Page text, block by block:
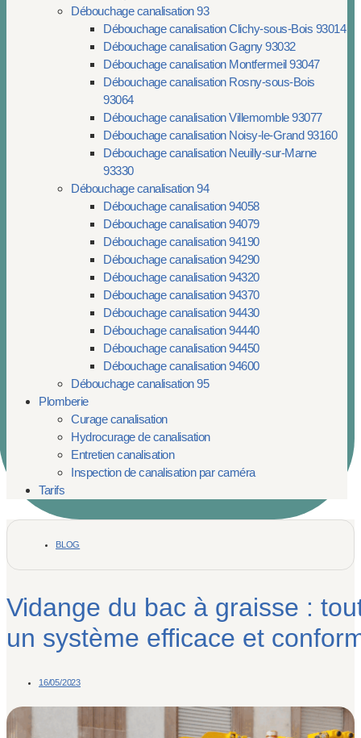
Débouchage canalisation 93
Débouchage canalisation Clichy-sous-Bois 93014
Débouchage canalisation Gagny 93032
Débouchage canalisation Montfermeil 93047
Débouchage canalisation Rosny-sous-Bois
93064
Débouchage canalisation Villemomble 93077
Débouchage canalisation Noisy-le-Grand 93160
Débouchage canalisation Neuilly-sur-Marne
93330
Débouchage canalisation 94
Débouchage canalisation 94058
Débouchage canalisation 94079
Débouchage canalisation 94190
Débouchage canalisation 94290
Débouchage canalisation 94320
Débouchage canalisation 94370
Débouchage canalisation 94430
Débouchage canalisation 94440
Débouchage canalisation 94450
Débouchage canalisation 94600
Débouchage canalisation 95
Plomberie
Curage canalisation
Hydrocurage de canalisation
Entretien canalisation
Inspection de canalisation par caméra
Tarifs
BLOG
Vidange du bac à graisse :
un système efficace et
16/05/2023